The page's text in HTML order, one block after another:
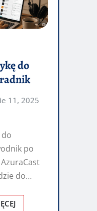
do
11, 2025
do
po
do